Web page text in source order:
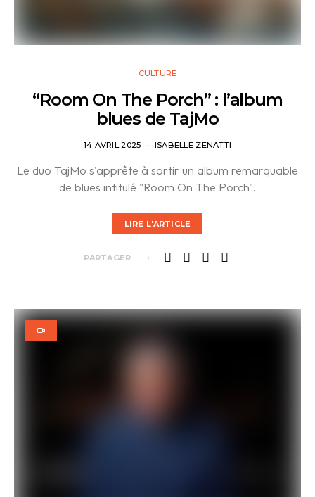
CULTURE
“Room On The Porch” : l’album
blues de TajMo
14 AVRIL 2025 ISABELLE ZENATTI
Le duo TajMo s'apprête à sortir un album remarquable
de blues intitulé "Room On The Porch".
LIRE L'ARTICLE
PARTAGER